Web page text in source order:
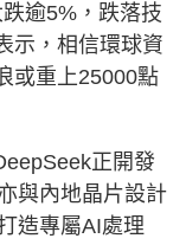
逾5%，跌落技
示，相信環球資
或重上25000點
正開發
與內地晶片設計
造專屬AI處理